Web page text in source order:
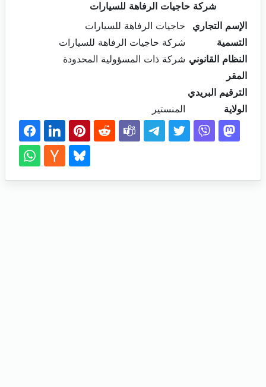
شركة حاجيات الرفاهة للسيارات
الإسم التجاري
حاجيات الرفاهة للسيارات
التسمية
شركة حاجيات الرفاهة للسيارات
النظام القانوني شركة ذات المسؤولية المحدودة
المقر
الترقيم البريدي
الولاية
المنستير